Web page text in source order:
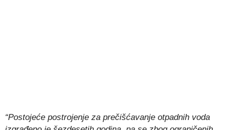
“Postojeće postrojenje za prečišćavanje otpadnih voda